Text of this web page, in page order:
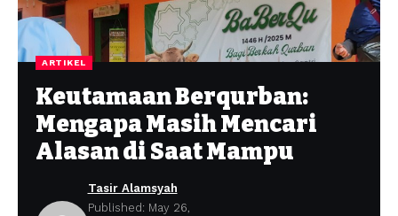
ARTIKEL
Keutamaan Berqurban:
Mengapa Masih Mencari
Alasan di Saat Mampu
Tasir Alamsyah
Published: May 26,